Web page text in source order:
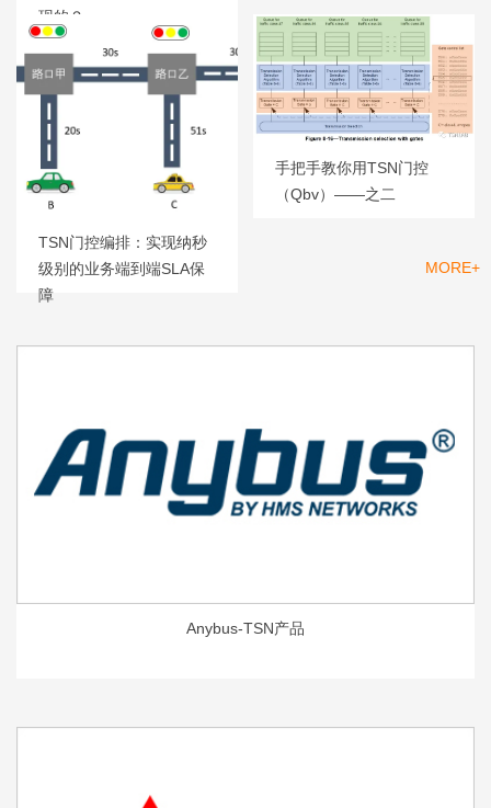
现的？
TSN门控编排：实现纳秒
级别的业务端到端SLA保
障
手把手教你用TSN门控
（Qbv）——之二
产品 MORE+
Anybus-TSN产品